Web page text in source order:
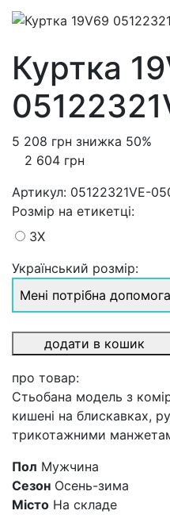
Куртка
5 208 грн знижка 50%
2 604 грн
Артикул: 05122321VE-
Розмiр на етикетці:
3X
Український розмір:
Мені потрібна
додати в кошик
про товар:
Стьобана модель з
кишені на блискавках,
трикотажними
Пол Мужчина
Сезон Осень-зима
Місто На складе